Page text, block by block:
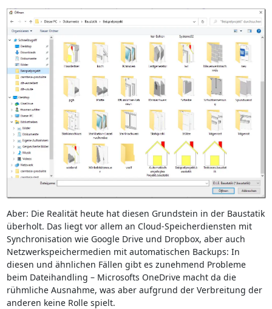
Aber: Die Realität heute hat diesen Grundstein in der Baustatik
überholt. Das liegt vor allem an Cloud-Speicherdiensten mit
Synchronisation wie Google Drive und Dropbox, aber auch
Netzwerkspeichermedien mit automatischen Backups: In
diesen und ähnlichen Fällen gibt es zunehmend Probleme
beim Dateihandling – Microsofts OneDrive macht da die
rühmliche Ausnahme, was aber aufgrund der Verbreitung der
anderen keine Rolle spielt.